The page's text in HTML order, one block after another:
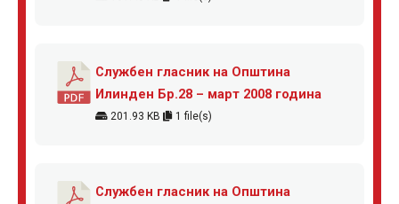
Службен гласник на Општина
Илинден Бр.28 – март 2008 година
201.93 KB 1 file(s)
Службен гласник на Општина